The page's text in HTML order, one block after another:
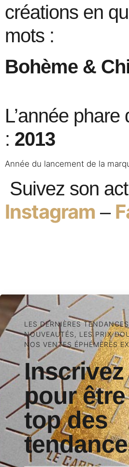
créations en
mots :
Bohème &
L’année
: 2013
Année du lancement de la
Suivez son
Instagram –
LES DERNIÈRES
NOUVEAUTÉS, LES PRIX
NOS VENTES ÉPHÉMÈRES
pour
top des